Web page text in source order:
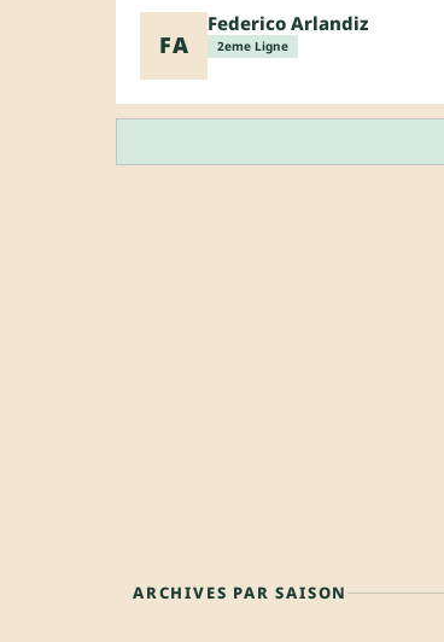
FA
Federico Arlandiz
2eme Ligne
ARCHIVES PAR SAISON